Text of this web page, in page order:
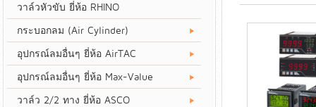
วาล์วหัวขับ ยี่ห้อ RHINO
กระบอกลม (Air Cylinder)
อุปกรณ์ลมอื่นๆ ยี่ห้อ AirTAC
อุปกรณ์ลมอื่นๆ ยี่ห้อ Max-Value
วาล์ว 2/2 ทาง ยี่ห้อ ASCO